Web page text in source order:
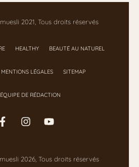
2021, Tous droits réservés
HEALTHY BEAUTÉ AU NATUREL
MENTIONS LÉGALES SITEMAP
DE RÉDACTION
2026, Tous droits réservés